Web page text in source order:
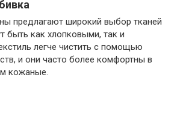
предлагают широкий выбор тканей
быть как хлопковыми, так и
легче чистить с помощью
и они часто более комфортны в
кожаные.